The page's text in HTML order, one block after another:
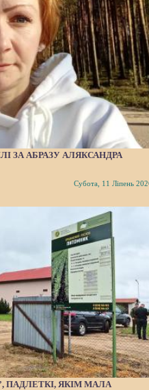
ЗА АБРАЗУ АЛЯКСАНДРА
Субота, 11 Ліпень
ПАДЛЕТКІ, ЯКІМ МАЛА